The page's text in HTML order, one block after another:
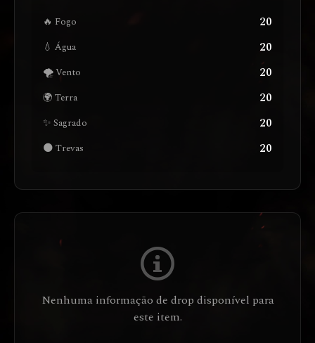
🔥 Fogo 20
💧 Água 20
🌪️ Vento 20
🌍 Terra 20
✨ Sagrado 20
🌑 Trevas 20
Nenhuma informação de drop disponível para
este item.